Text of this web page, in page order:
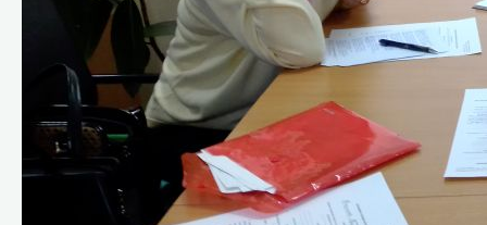
Видеоэкскурсия по залу М. А. Ладыниной
Краеведение
История музея
История Назарово
Руководители города